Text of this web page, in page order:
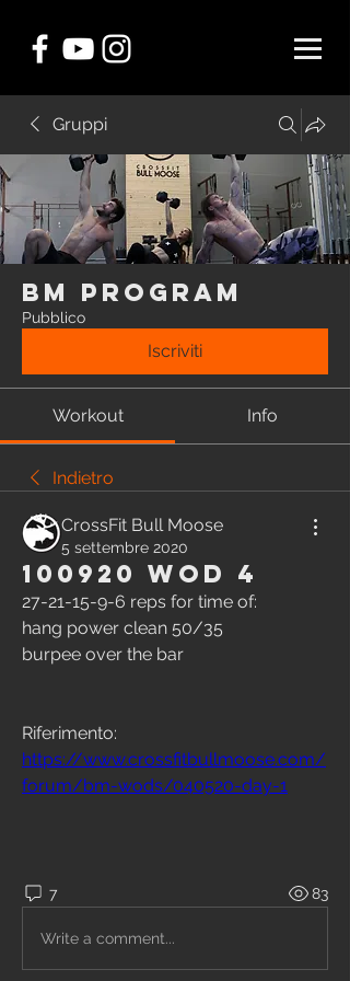
Gruppi
BM Program
Pubblico
Iscriviti
Workout Info
Indietro
CrossFit Bull Moose
5 settembre 2020
100920 WOD 4
27-21-15-9-6 reps for time of:
hang power clean 50/35
burpee over the bar
Riferimento:
https://www.crossfitbullmoose.com/
forum/bm-wods/040520-day-1
7 83
Write a comment...